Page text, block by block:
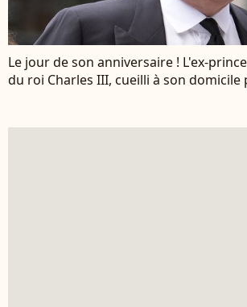
Le jour de son anniversaire ! L'ex-
du roi Charles III, cueilli à son domicile